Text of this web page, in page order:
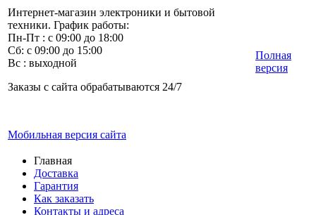
Интернет-магазин электроники и бытовой
техники. График работы:
Пн-Пт : с 09:00 до 18:00
Сб: с 09:00 до 15:00
Вс : выходной
Заказы с сайта обрабатываются 24/7
Мобильная версия сайта
Полная
версия
Главная
Доставка
Гарантия
Как заказать
Контакты и адреса